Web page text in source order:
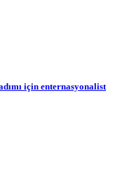
için enternasyonalist